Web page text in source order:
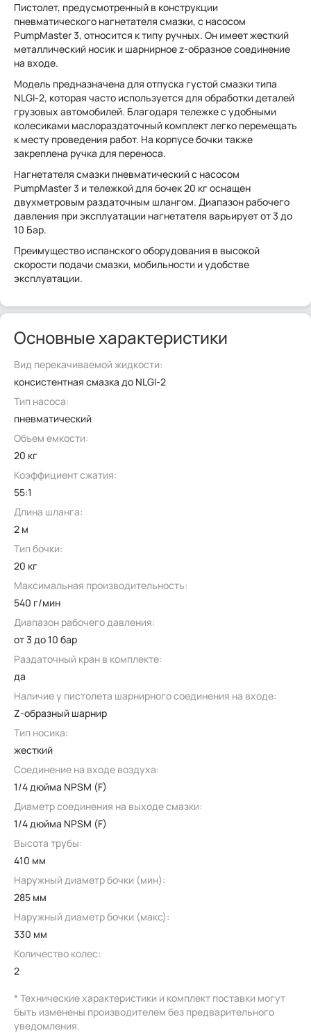
Пистолет, предусмотренный в конструкции
пневматического нагнетателя смазки, с насосом
PumpMaster 3, относится к типу ручных. Он имеет жесткий
металлический носик и шарнирное z-образное соединение
на входе.
Модель предназначена для отпуска густой смазки типа
NLGI-2, которая часто используется для обработки деталей
грузовых автомобилей. Благодаря тележке с удобными
колесиками маслораздаточный комплект легко перемещать
к месту проведения работ. На корпусе бочки также
закреплена ручка для переноса.
Нагнетателя смазки пневматический с насосом
PumpMaster 3 и тележкой для бочек 20 кг оснащен
двухметровым раздаточным шлангом. Диапазон рабочего
давления при эксплуатации нагнетателя варьирует от 3 до
10 Бар.
Преимущество испанского оборудования в высокой
скорости подачи смазки, мобильности и удобстве
эксплуатации.
Основные характеристики
Вид перекачиваемой жидкости:
консистентная смазка до NLGI-2
Тип насоса:
пневматический
Объем емкости:
20 кг
Коэффициент сжатия:
55:1
Длина шланга:
2 м
Тип бочки:
20 кг
Максимальная производительность:
540 г/мин
Диапазон рабочего давления:
от 3 до 10 бар
Раздаточный кран в комплекте:
да
Наличие у пистолета шарнирного соединения на входе:
Z-образный шарнир
Тип носика:
жесткий
Соединение на входе воздуха:
1/4 дюйма NPSM (F)
Диаметр соединения на выходе смазки:
1/4 дюйма NPSM (F)
Высота трубы:
410 мм
Наружный диаметр бочки (мин):
285 мм
Наружный диаметр бочки (макс):
330 мм
Количество колес:
2
* Технические характеристики и комплект поставки могут
быть изменены производителем без предварительного
уведомления.